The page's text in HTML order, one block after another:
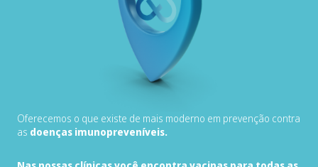
Oferecemos o que existe de mais moderno em prevenção contra
as doenças imunopreveníveis.